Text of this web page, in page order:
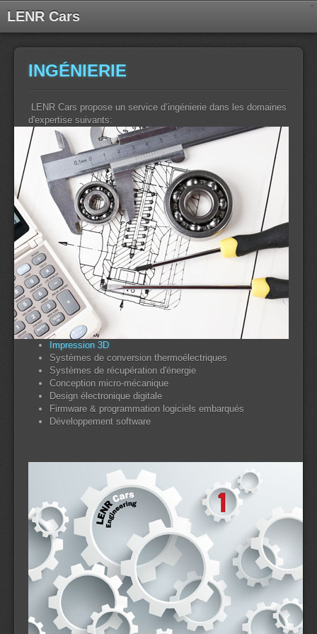
LENR Cars
INGÉNIERIE
LENR Cars propose un service d’ingénierie dans les domaines
d'expertise suivants:
Impression 3D
Systèmes de conversion thermoélectriques
Systèmes de récupération d'énergie
Conception micro-mécanique
Design électronique digitale
Firmware & programmation logiciels embarqués
Développement software